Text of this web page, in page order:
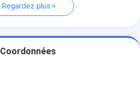
Regardez plus
Coordonnées